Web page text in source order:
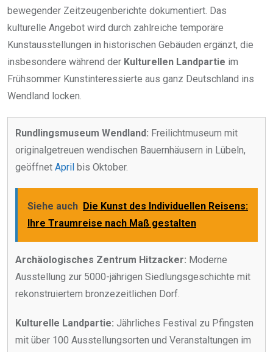
bewegender Zeitzeugenberichte dokumentiert. Das
kulturelle Angebot wird durch zahlreiche temporäre
Kunstausstellungen in historischen Gebäuden ergänzt, die
insbesondere während der Kulturellen Landpartie im
Frühsommer Kunstinteressierte aus ganz Deutschland ins
Wendland locken.
Rundlingsmuseum Wendland: Freilichtmuseum mit
originalgetreuen wendischen Bauernhäusern in Lübeln,
geöffnet April bis Oktober.
Siehe auch Die Kunst des Individuellen Reisens:
Ihre Traumreise nach Maß gestalten
Archäologisches Zentrum Hitzacker: Moderne
Ausstellung zur 5000-jährigen Siedlungsgeschichte mit
rekonstruiertem bronzezeitlichen Dorf.
Kulturelle Landpartie: Jährliches Festival zu Pfingsten
mit über 100 Ausstellungsorten und Veranstaltungen im